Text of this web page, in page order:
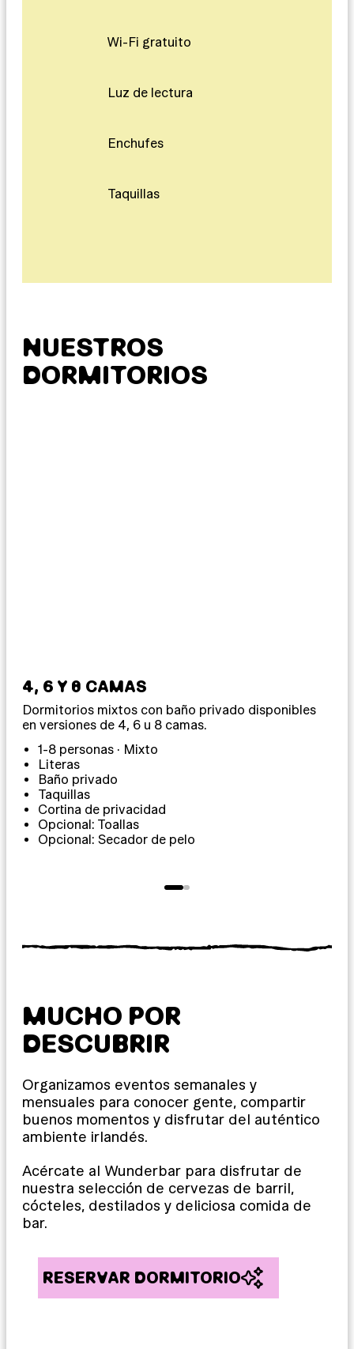
Wi-Fi gratuito
Luz de lectura
Enchufes
Taquillas
NUESTROS
DORMITORIOS
4, 6 Y 8 CAMAS
Dormitorios mixtos con baño privado disponibles
en versiones de 4, 6 u 8 camas.
1-8 personas · Mixto
Literas
Baño privado
Taquillas
Cortina de privacidad
Opcional: Toallas
Opcional: Secador de pelo
MUCHO POR
DESCUBRIR
Organizamos eventos semanales y
mensuales para conocer gente, compartir
buenos momentos y disfrutar del auténtico
ambiente irlandés.
Acércate al Wunderbar para disfrutar de
nuestra selección de cervezas de barril,
cócteles, destilados y deliciosa comida de
bar.
RESERVAR DORMITORIO